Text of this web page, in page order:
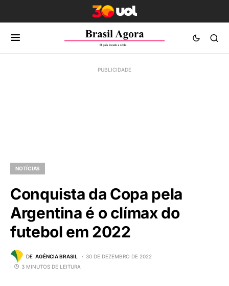
NOTÍCIAS
Conquista da Copa pela
Argentina é o clímax do
futebol em 2022
DE AGÊNCIA BRASIL
30 DE DEZEMBRO DE 2022
3 MINUTOS DE LEITURA